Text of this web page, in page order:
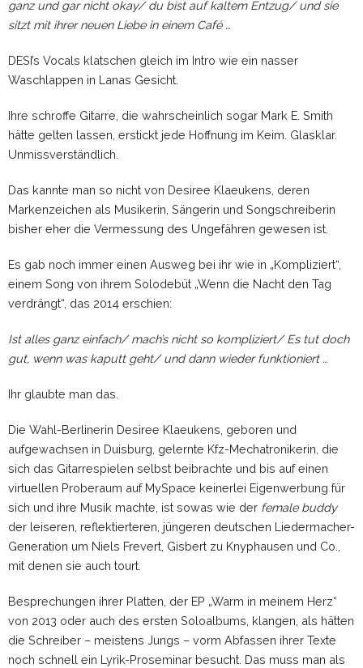
ganz und gar nicht okay/ du bist auf kaltem Entzug/ und sie
sitzt mit ihrer neuen Liebe in einem Café …
DESI’s Vocals klatschen gleich im Intro wie ein nasser
Waschlappen in Lanas Gesicht.
Ihre schroffe Gitarre, die wahrscheinlich sogar Mark E. Smith
hätte gelten lassen, erstickt jede Hoffnung im Keim. Glasklar.
Unmissverständlich.
Das kannte man so nicht von Desiree Klaeukens, deren
Markenzeichen als Musikerin, Sängerin und Songschreiberin
bisher eher die Vermessung des Ungefähren gewesen ist.
Es gab noch immer einen Ausweg bei ihr wie in „Kompliziert“,
einem Song von ihrem Solodebüt „Wenn die Nacht den Tag
verdrängt“, das 2014 erschien:
Ist alles ganz einfach/ mach’s nicht so kompliziert/ Es tut doch
gut, wenn was kaputt geht/ und dann wieder funktioniert …
Ihr glaubte man das.
Die Wahl-Berlinerin Desiree Klaeukens, geboren und
aufgewachsen in Duisburg, gelernte Kfz-Mechatronikerin, die
sich das Gitarrespielen selbst beibrachte und bis auf einen
virtuellen Proberaum auf MySpace keinerlei Eigenwerbung für
sich und ihre Musik machte, ist sowas wie der female buddy
der leiseren, reflektierteren, jüngeren deutschen Liedermacher-
Generation um Niels Frevert, Gisbert zu Knyphausen und Co.,
mit denen sie auch tourt.
Besprechungen ihrer Platten, der EP „Warm in meinem Herz“
von 2013 oder auch des ersten Soloalbums, klangen, als hätten
die Schreiber – meistens Jungs – vorm Abfassen ihrer Texte
noch schnell ein Lyrik-Proseminar besucht. Das muss man als